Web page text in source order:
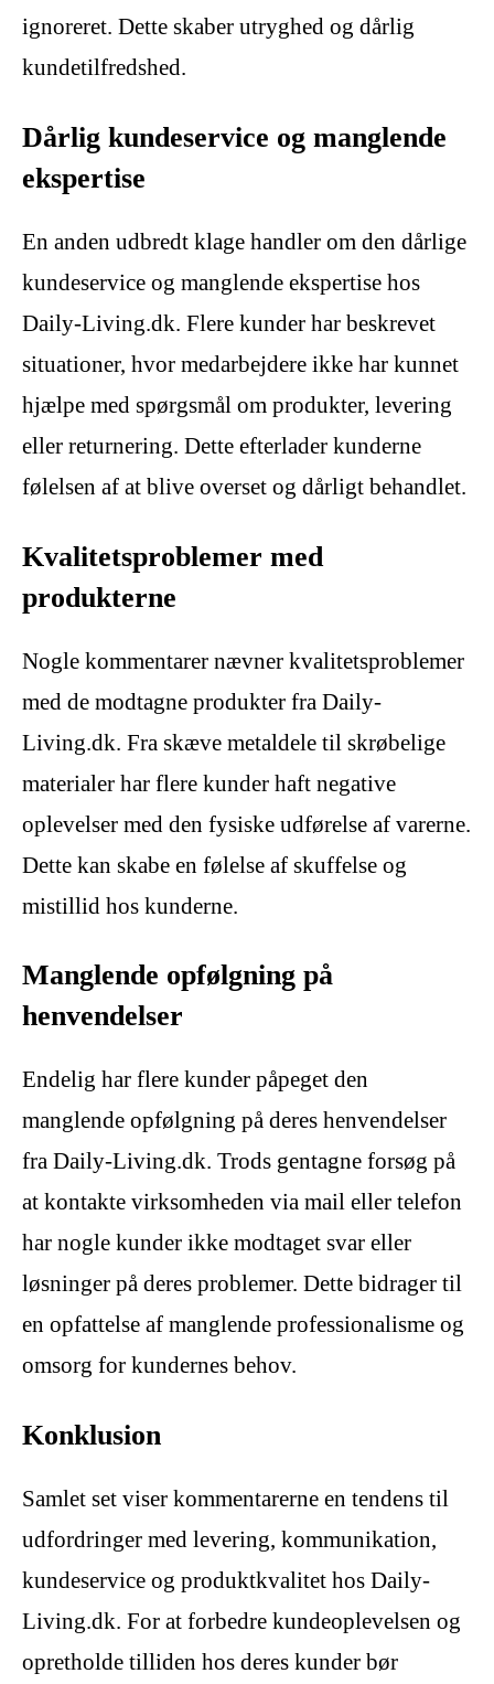
ignoreret. Dette skaber utryghed og dårlig
kundetilfredshed.
Dårlig kundeservice og manglende
ekspertise
En anden udbredt klage handler om den dårlige
kundeservice og manglende ekspertise hos
Daily-Living.dk. Flere kunder har beskrevet
situationer, hvor medarbejdere ikke har kunnet
hjælpe med spørgsmål om produkter, levering
eller returnering. Dette efterlader kunderne
følelsen af at blive overset og dårligt behandlet.
Kvalitetsproblemer med
produkterne
Nogle kommentarer nævner kvalitetsproblemer
med de modtagne produkter fra Daily-
Living.dk. Fra skæve metaldele til skrøbelige
materialer har flere kunder haft negative
oplevelser med den fysiske udførelse af varerne.
Dette kan skabe en følelse af skuffelse og
mistillid hos kunderne.
Manglende opfølgning på
henvendelser
Endelig har flere kunder påpeget den
manglende opfølgning på deres henvendelser
fra Daily-Living.dk. Trods gentagne forsøg på
at kontakte virksomheden via mail eller telefon
har nogle kunder ikke modtaget svar eller
løsninger på deres problemer. Dette bidrager til
en opfattelse af manglende professionalisme og
omsorg for kundernes behov.
Konklusion
Samlet set viser kommentarerne en tendens til
udfordringer med levering, kommunikation,
kundeservice og produktkvalitet hos Daily-
Living.dk. For at forbedre kundeoplevelsen og
opretholde tilliden hos deres kunder bør